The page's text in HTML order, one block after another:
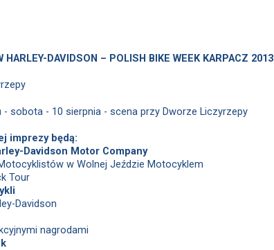
DAVIDSON – POLISH BIKE WEEK KARPACZ 2013
- sobota - 10 sierpnia - scena przy Dworze Liczyrzepy
imprezy będą:
Davidson Motor Company
w Wolnej Jeździe Motocyklem
Tour
Davidson
nagrodami